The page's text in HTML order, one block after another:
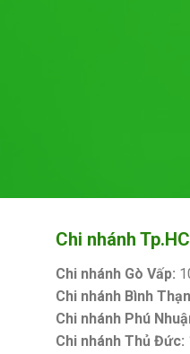
Chi nhánh
Chi nhánh Gò Vấp:
Chi nhánh Bình
Chi nhánh Phú
Chi nhánh Thủ Đức: